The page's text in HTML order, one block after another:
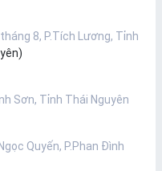
8, P.Tích Lương, Tỉnh
Sơn, Tỉnh Thái Nguyên
Quyến, P.Phan Đình